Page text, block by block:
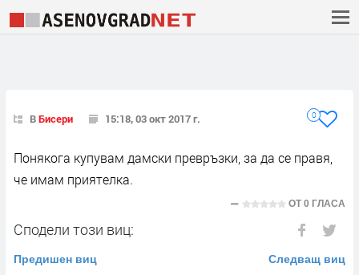
ВБисери 15:18, 03 окт 2017 г. 0
Понякога купувам дамски превръзки, за да се правя,
че имам приятелка.
ОТ0 ГЛАСА
Сподели този виц:
Предишен виц Следващ виц